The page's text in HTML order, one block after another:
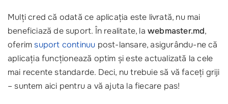
Mulți cred că odată ce aplicația este livrată, nu mai
beneficiază de suport. În realitate, la webmaster.md,
oferimsuport continuu post-lansare, asigurându-ne că
aplicația funcționează optim și este actualizată la cele
mai recente standarde. Deci, nu trebuie să vă faceți griji
– suntem aici pentru a vă ajuta la fiecare pas!